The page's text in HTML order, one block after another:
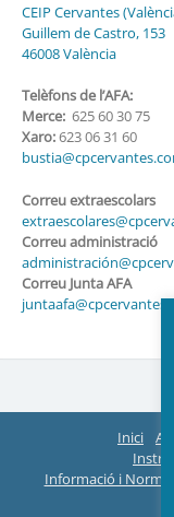
CEIP Cervantes
Guillem de Castro, 153
46008 València
Telèfons de l’AFA:
Merce:625 60 30 75
Xaro:623 06 31 60
Correu extraescolars
Correu administració
Correu Junta AFA
Inici AFA
Informació i